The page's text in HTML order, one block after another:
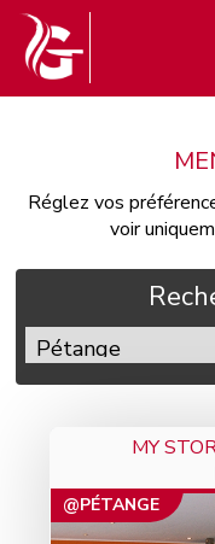
Réglez vos
voir
MY
@PÉTANGE